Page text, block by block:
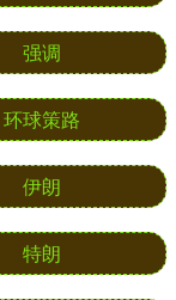
强调
环球策路
伊朗
特朗